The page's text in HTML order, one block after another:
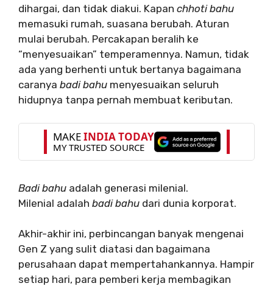
dihargai, dan tidak diakui. Kapan chhoti bahu
memasuki rumah, suasana berubah. Aturan
mulai berubah. Percakapan beralih ke
“menyesuaikan” temperamennya. Namun, tidak
ada yang berhenti untuk bertanya bagaimana
caranya badi bahu menyesuaikan seluruh
hidupnya tanpa pernah membuat keributan.
Badi bahu adalah generasi milenial.
Milenial adalah badi bahu dari dunia korporat.
Akhir-akhir ini, perbincangan banyak mengenai
Gen Z yang sulit diatasi dan bagaimana
perusahaan dapat mempertahankannya. Hampir
setiap hari, para pemberi kerja membagikan